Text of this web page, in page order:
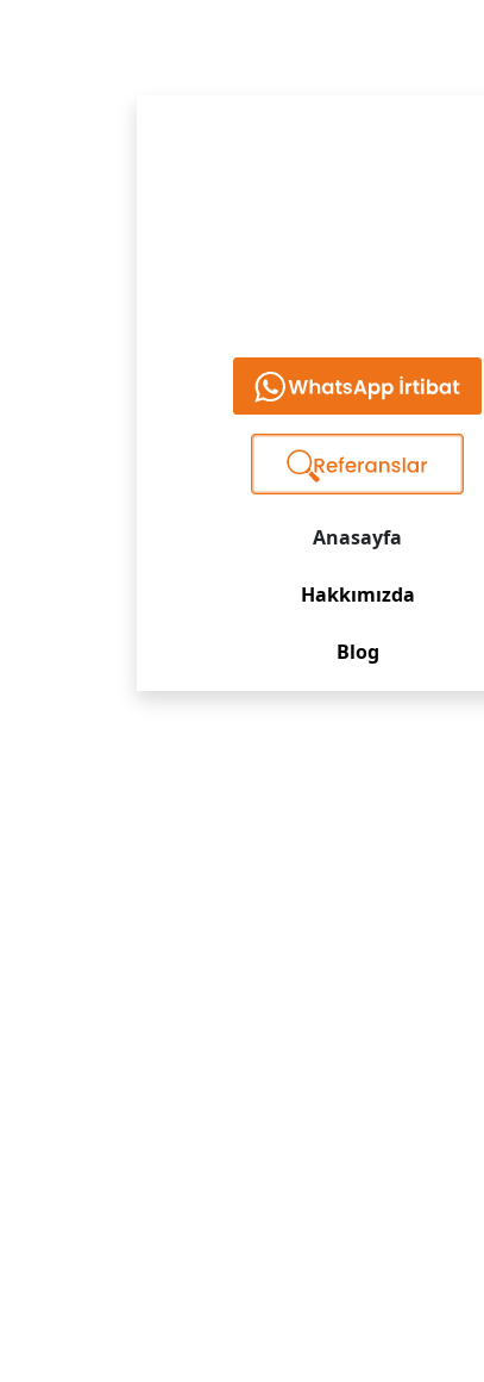
Anasayfa
Hakkımızda
Blog